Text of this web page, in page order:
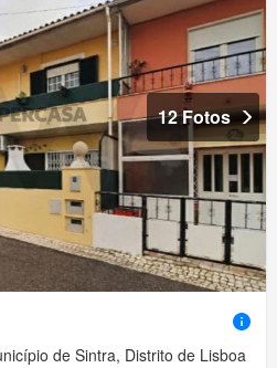
12 Fotos
de Sintra, Distrito de Lisboa